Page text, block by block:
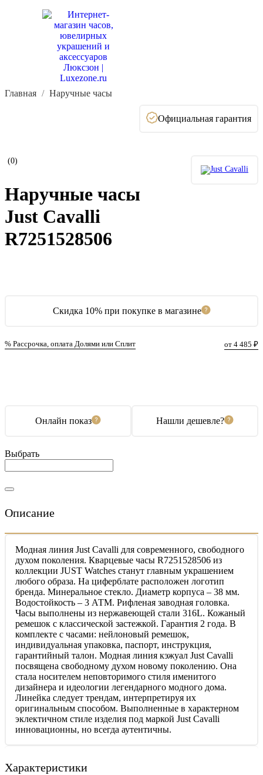
Главная Наручные часы
Официальная гарантия
(0)
Скидка 10% при покупке в магазине
% Рассрочка, оплата Долями или Сплит от 4 485 ₽
Наручные часы
Just Cavalli
R7251528506
Онлайн показ Нашли дешевле?
Выбрать
Описание
Модная линия Just Cavalli для современного, свободного
духом поколения. Кварцевые часы R7251528506 из
коллекции JUST Watches станут главным украшением
любого образа. На циферблате расположен логотип
бренда. Минеральное стекло. Диаметр корпуса – 38 мм.
Водостойкость – 3 АТМ. Рифленая заводная головка.
Часы выполнены из нержавеющей стали 316L. Кожаный
ремешок с классической застежкой. Гарантия 2 года. В
комплекте с часами: нейлоновый ремешок,
индивидуальная упаковка, паспорт, инструкция,
гарантийный талон. Модная линия кэжуал Just Cavalli
посвящена свободному духом новому поколению. Она
стала носителем неповторимого стиля именитого
дизайнера и идеологии легендарного модного дома.
Линейка следует трендам, интерпретируя их
оригинальным способом. Выполненные в характерном
эклектичном стиле изделия под маркой Just Cavalli
инновационны, но всегда аутентичны.
Характеристики